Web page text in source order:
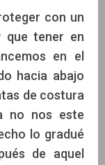
con un
que tener en
en el
hacia abajo
de costura
no nos este
lo gradué
de aquel